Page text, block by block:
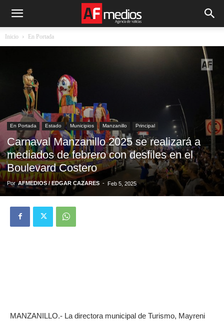
Inicio En Portada
En Portada Estado Municipios Manzanillo Principal
Carnaval Manzanillo 2025 se realizará a
mediados de febrero con desfiles en el
Boulevard Costero
Por AFMEDIOS / EDGAR CAZARES - Feb 5, 2025
MANZANILLO.- La directora municipal de Turismo, Mayreni